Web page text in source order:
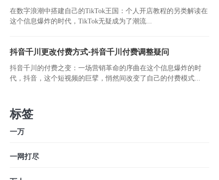
在数字浪潮中搭建自己的TikTok王国：个人开店教程的另类解读在
这个信息爆炸的时代，TikTok无疑成为了潮流...
抖音千川更改付费方式-抖音千川付费调整疑问
抖音千川的付费之变：一场营销革命的序曲在这个信息爆炸的时
代，抖音，这个短视频的巨擘，悄然间改变了自己的付费模式...
标签
一万
一网打尽